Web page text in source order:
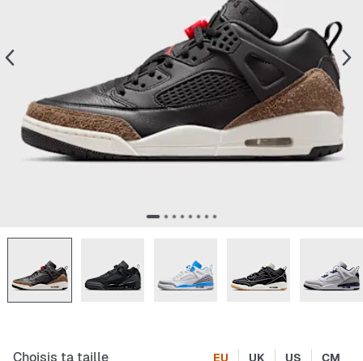
Choisis ta taille EU UK US CM